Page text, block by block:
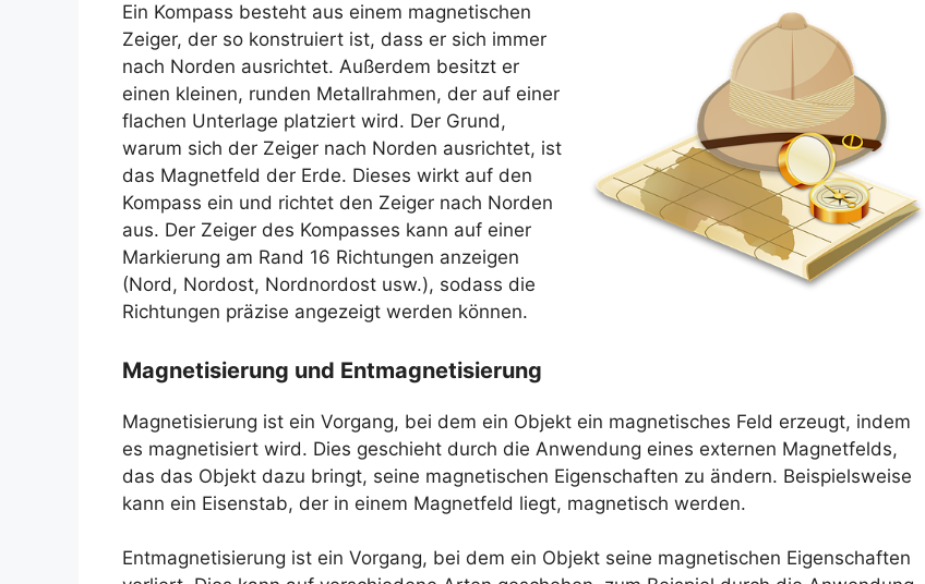
Ein Kompass besteht aus einem magnetischen
Zeiger, der so konstruiert ist, dass er sich immer
nach Norden ausrichtet. Außerdem besitzt er
einen kleinen, runden Metallrahmen, der auf einer
flachen Unterlage platziert wird. Der Grund,
warum sich der Zeiger nach Norden ausrichtet, ist
das Magnetfeld der Erde. Dieses wirkt auf den
Kompass ein und richtet den Zeiger nach Norden
aus. Der Zeiger des Kompasses kann auf einer
Markierung am Rand 16 Richtungen anzeigen
(Nord, Nordost, Nordnordost usw.), sodass die
Richtungen präzise angezeigt werden können.
Magnetisierung und Entmagnetisierung
Magnetisierung ist ein Vorgang, bei dem ein Objekt ein magnetisches Feld erzeugt, indem
es magnetisiert wird. Dies geschieht durch die Anwendung eines externen Magnetfelds,
das das Objekt dazu bringt, seine magnetischen Eigenschaften zu ändern. Beispielsweise
kann ein Eisenstab, der in einem Magnetfeld liegt, magnetisch werden.
Entmagnetisierung ist ein Vorgang, bei dem ein Objekt seine magnetischen Eigenschaften